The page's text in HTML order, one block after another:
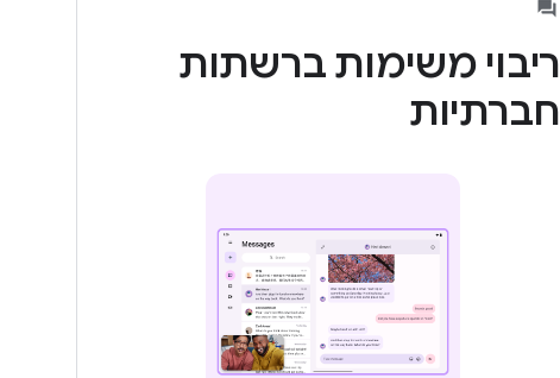
ריבוי משימות ברשתות
חברתיות